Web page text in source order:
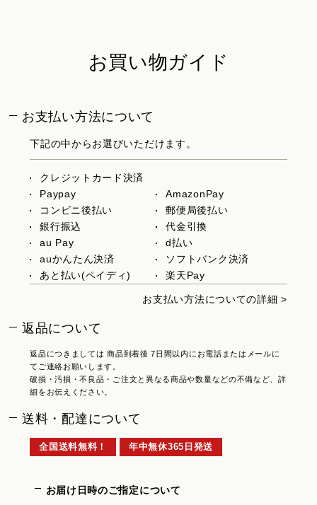
お買い物ガイド
お支払い方法について
下記の中からお選びいただけます。
クレジットカード決済
Paypay
AmazonPay
コンビニ後払い
郵便局後払い
銀行振込
代金引換
au Pay
d払い
auかんたん決済
ソフトバンク決済
あと払い(ペイディ)
楽天Pay
お支払い方法についての詳細 >
返品について
返品につきましては 商品到着後 7日間以内にお電話またはメールに
てご連絡お願いします。
破損・汚損・不良品・ご注文と異なる商品や数量などの不備など、詳
細をお伝えください。
送料・配達について
全国送料無料！ 年中無休365日発送
お届け日時のご指定について